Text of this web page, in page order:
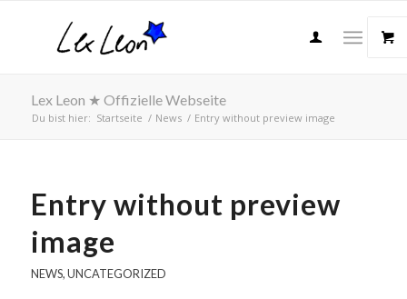
Lex Leon ★ Offizielle Webseite
Du bist hier: Startseite / News / Entry without preview image
Entry without preview
image
NEWS,UNCATEGORIZED